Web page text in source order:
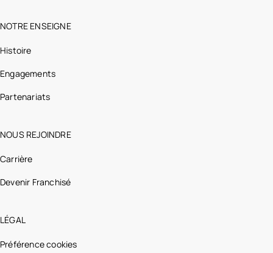
NOTRE ENSEIGNE
Histoire
Engagements
Partenariats
NOUS REJOINDRE
Carrière
Devenir Franchisé
LÉGAL
Préférence cookies